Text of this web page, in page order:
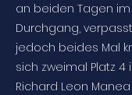
an beiden Tagen
Durchgang,
jedoch beides Mal
sich zweimal Platz 4
Richard Leon Manea